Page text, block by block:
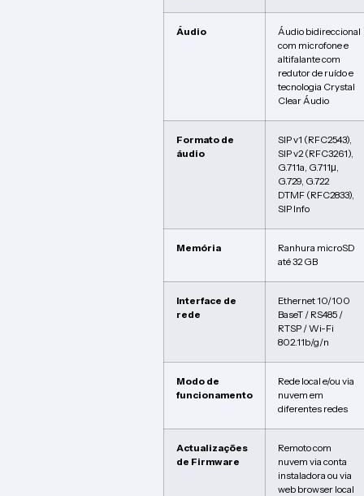
Áudio
Áudio bidireccional
com microfone e
altifalante com
redutor de ruído e
tecnologia Crystal
Clear Áudio
Formato de
áudio
SIP v1 (RFC2543),
SIP v2 (RFC3261),
G.711a, G.711μ,
G.729, G.722
DTMF (RFC2833),
SIP Info
Memória
Ranhura microSD
até 32 GB
Interface de
rede
Ethernet 10/100
BaseT / RS485 /
RTSP / Wi-Fi
802.11b/g/n
Modo de
funcionamento
Rede local e/ou via
nuvem em
diferentes redes
Actualizações
de Firmware
Remoto com
nuvem via conta
instaladora ou via
web browser local